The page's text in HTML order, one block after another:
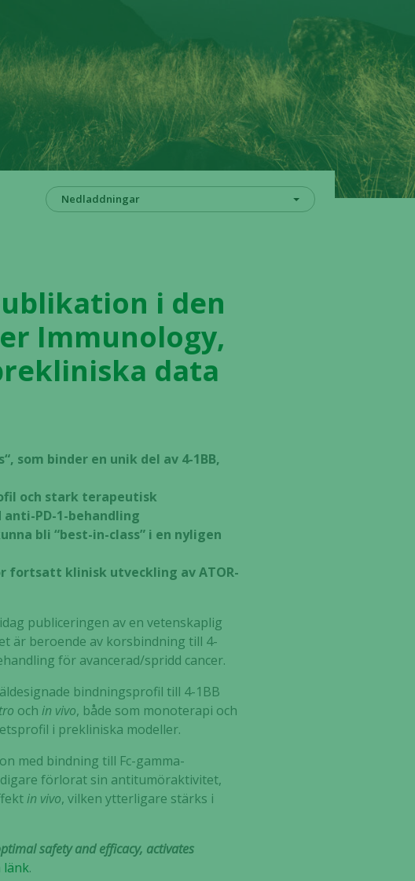
Nedladdningar
i den
Immunology,
data
som binder en unik del av 4-1BB,
och stark terapeutisk
PD-1-behandling
bli “best-in-class” i en nyligen
fortsatt klinisk utveckling av ATOR-
publiceringen av en vetenskaplig
är beroende av korsbindning till 4-
för avancerad/spridd cancer.
bindningsprofil till 4-1BB
ochin vivo, både som monoterapi och
i prekliniska modeller.
med bindning till Fc-gamma-
förlorat sin antitumöraktivitet,
in vivo, vilken ytterligare stärks i
safety and efficacy, activates
länk.